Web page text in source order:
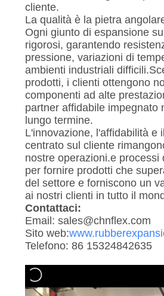
UNA
CITAZIONE
MAPPA
DEL
SITO
POLITICA
SULLA
PRIVACY
cliente.
La qualità è la pietra
Ogni giunto di espansione
rigorosi, garantendo
pressione, variazioni di
ambienti industriali
prodotti, i clienti ottengono
componenti ad alte
partner affidabile impegnato
lungo termine.
L'innovazione, l'affidabilità e
centrato sul cliente
nostre operazioni.e processi
per fornire prodotti che
del settore e forniscono un
ai nostri clienti in tutto il
Contattaci:
Email: sales@chnflex.com
Sito web:
Telefono: 86 15324842635